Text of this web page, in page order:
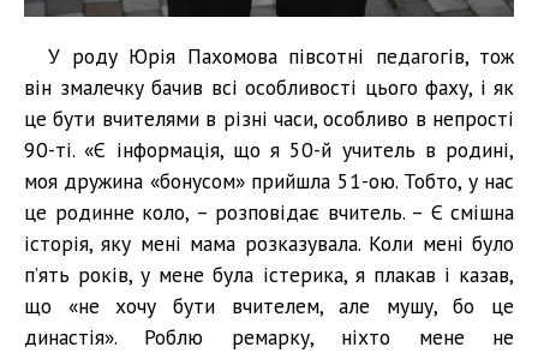
У роду Юрія Пахомова півсотні педагогів, тож
він змалечку бачив всі особливості цього фаху, і як
це бути вчителями в різні часи, особливо в непрості
90-ті. «Є інформація, що я 50-й учитель в родині,
моя дружина «бонусом» прийшла 51-ою. Тобто, у нас
це родинне коло, – розповідає вчитель. – Є смішна
історія, яку мені мама розказувала. Коли мені було
п’ять років, у мене була істерика, я плакав і казав,
що «не хочу бути вчителем, але мушу, бо це
династія». Роблю ремарку, ніхто мене не